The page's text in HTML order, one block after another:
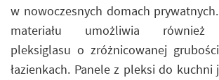
w nowoczesnych domach
materiału umożliwia również
pleksiglasu o zróżnicowanej
łazienkach. Panele z pleksi do kuchni